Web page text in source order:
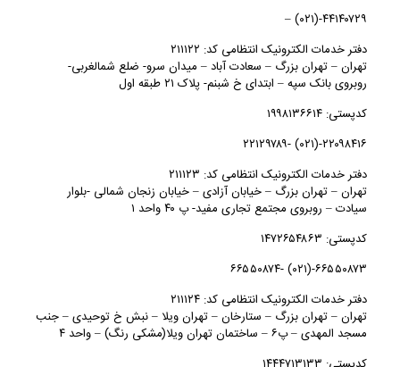
۴۴۱۴۰۷۲۹-(۰۲۱) –
دفتر خدمات الکترونیک انتظامی کد: ۲۱۱۱۲۲
تهران – تهران بزرگ – سعادت آباد – میدان سرو- ضلع شمالغربی-
روبروی بانک سپه – ابتدای خ شبنم- پلاک ۲۱ طبقه اول
کدپستی: ۱۹۹۸۱۳۶۶۱۴
۲۲۰۹۸۴۱۶-(۰۲۱) -۲۲۱۲۹۷۸۹
دفتر خدمات الکترونیک انتظامی کد: ۲۱۱۱۲۳
تهران – تهران بزرگ – خیابان آزادی – خیابان زنجان شمالی -بلوار
سیادت – روبروی مجتمع تجاری مفید- پ ۴۰ واحد ۱
کدپستی: ۱۴۷۲۶۵۴۸۶۳
۶۶۵۵۰۸۷۳-(۰۲۱) -۶۶۵۵۰۸۷۴
دفتر خدمات الکترونیک انتظامی کد: ۲۱۱۱۲۴
تهران – تهران بزرگ – ستارخان – تهران ویلا – نبش خ توحیدی – جنب
مسجد المهدی – پ۶ – ساختمان تهران ویلا(مشکی رنگ) – واحد ۴